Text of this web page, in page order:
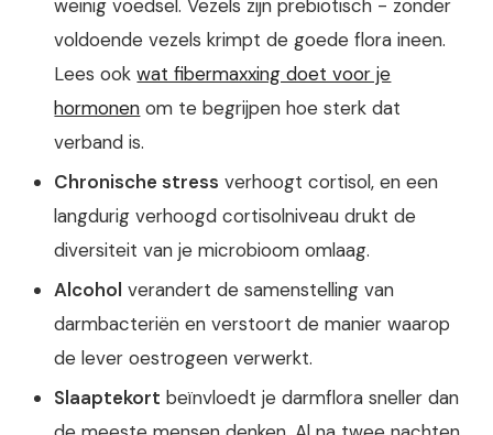
weinig voedsel. Vezels zijn prebiotisch - zonder
voldoende vezels krimpt de goede flora ineen.
Lees ookwat fibermaxxing doet voor je
hormonen om te begrijpen hoe sterk dat
verband is.
Chronische stress verhoogt cortisol, en een
langdurig verhoogd cortisolniveau drukt de
diversiteit van je microbioom omlaag.
Alcohol verandert de samenstelling van
darmbacteriën en verstoort de manier waarop
de lever oestrogeen verwerkt.
Slaaptekort beïnvloedt je darmflora sneller dan